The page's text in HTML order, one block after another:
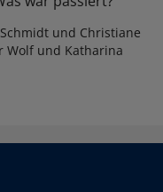
und Christiane
Wolf und Katharina